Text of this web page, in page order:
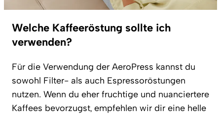
Welche Kaffeeröstung sollte ich
verwenden?
Für die Verwendung der AeroPress kannst du
sowohl Filter- als auch Espressoröstungen
nutzen. Wenn du eher fruchtige und nuanciertere
Kaffees bevorzugst, empfehlen wir dir eine helle